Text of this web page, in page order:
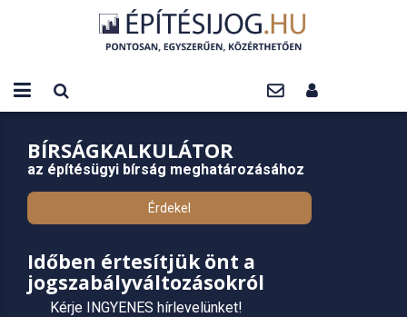
BÍRSÁGKALKULÁTOR
az építésügyi bírság meghatározásához
Érdekel
Időben értesítjük önt a
jogszabályváltozásokról
Kérje INGYENES hírlevelünket!